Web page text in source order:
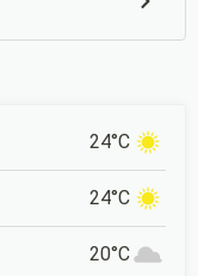
24°C
24°C
20°C